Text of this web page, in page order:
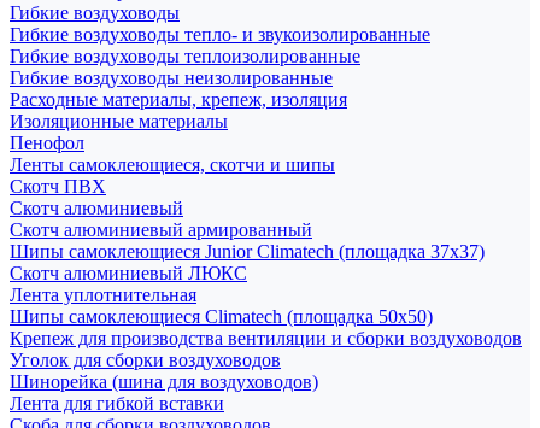
Гибкие воздуховоды
Гибкие воздуховоды тепло- и звукоизолированные
Гибкие воздуховоды теплоизолированные
Гибкие воздуховоды неизолированные
Расходные материалы, крепеж, изоляция
Изоляционные материалы
Пенофол
Ленты самоклеющиеся, скотчи и шипы
Скотч ПВХ
Скотч алюминиевый
Скотч алюминиевый армированный
Шипы самоклеющиеся Junior Climatech (площадка 37х37)
Скотч алюминиевый ЛЮКС
Лента уплотнительная
Шипы самоклеющиеся Climatech (площадка 50х50)
Крепеж для производства вентиляции и сборки воздуховодов
Уголок для сборки воздуховодов
Шинорейка (шина для воздуховодов)
Лента для гибкой вставки